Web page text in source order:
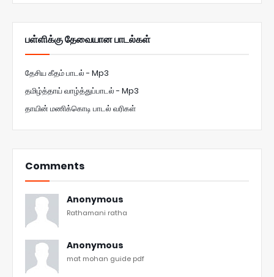
பள்ளிக்கு தேவையான பாடல்கள்
தேசிய கீதம் பாடல் - Mp3
தமிழ்த்தாய் வாழ்த்துப்பாடல் - Mp3
தாயின் மணிக்கொடி பாடல் வரிகள்
Comments
Anonymous
Rathamani ratha
Anonymous
mat mohan guide pdf